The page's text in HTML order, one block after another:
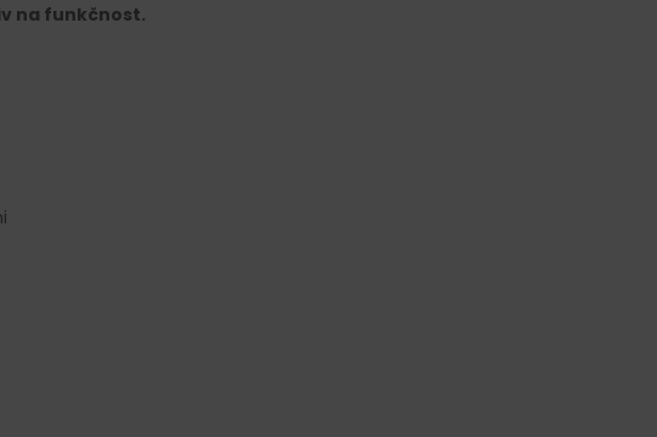
na funkčnost.